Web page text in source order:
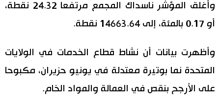
وأغلق المؤشر ناسداك المجمع مرتفعا 24.32 نقطة،
أو 0.17 بالمئة، إلى 14663.64 نقطة.
وأظهرت بيانات أن نشاط قطاع الخدمات في الولايات
المتحدة نما بوتيرة معتدلة في يونيو حزيران، مكبوحا
على الأرجح بنقص في العمالة والمواد الخام.